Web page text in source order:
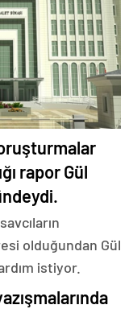
rapor Gül
olduğundan Gül
istiyor.